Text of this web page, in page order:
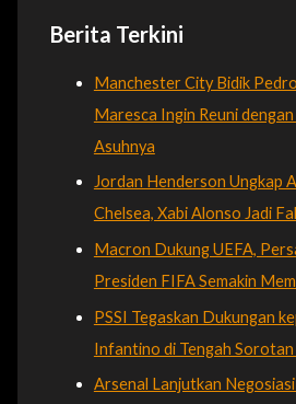
Berita Terkini
Manchester City Bidik
Maresca Ingin Reuni
Asuhnya
Jordan Henderson Ungkap
Chelsea, Xabi Alonso Jadi
Macron Dukung UEFA,
Presiden FIFA Semakin
PSSI Tegaskan Dukungan
Infantino di Tengah
Arsenal Lanjutkan